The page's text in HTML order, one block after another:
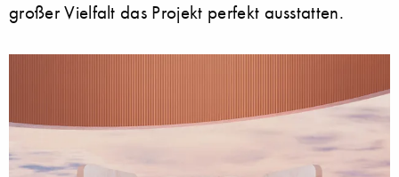
großer Vielfalt das Projekt perfekt ausstatten.